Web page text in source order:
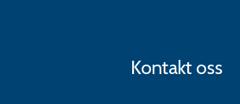
Kontakt oss